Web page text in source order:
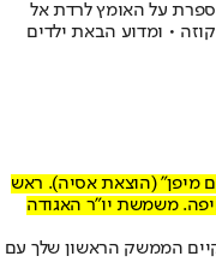
על האומץ לרדת אל
• ומדוע הבאת ילדים
מיפן" (הוצאת אסיה). ראש
משמשת יו"ר האגודה
הממשק הראשון שלך עם